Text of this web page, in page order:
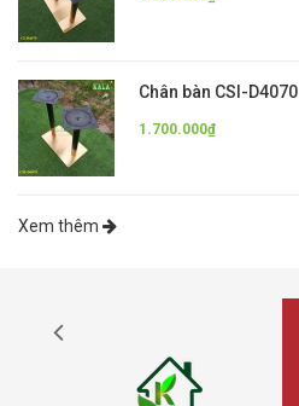
Chân bàn CSI-D4070
1.700.000₫
Xem thêm